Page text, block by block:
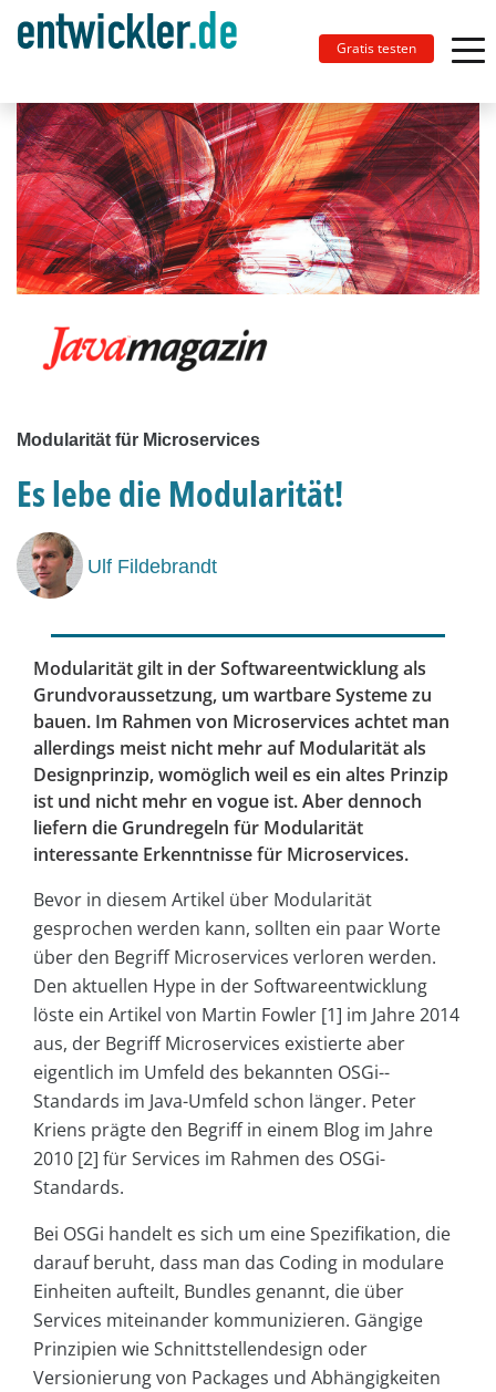
Gratis testen
Modularität für Microservices
Es lebe die Modularität!
Ulf Fildebrandt
Modularität gilt in der Softwareentwicklung als
Grundvoraussetzung, um wartbare Systeme zu
bauen. Im Rahmen von Microservices achtet man
allerdings meist nicht mehr auf Modularität als
Designprinzip, womöglich weil es ein altes Prinzip
ist und nicht mehr en vogue ist. Aber dennoch
liefern die Grundregeln für Modularität
interessante Erkenntnisse für Microservices.
Bevor in diesem Artikel über Modularität
gesprochen werden kann, sollten ein paar Worte
über den Begriff Microservices verloren werden.
Den aktuellen Hype in der Softwareentwicklung
löste ein Artikel von Martin Fowler [1] im Jahre 2014
aus, der Begriff Microservices existierte aber
eigentlich im Umfeld des bekannten OSGi-­
Standards im Java-Umfeld schon länger. Peter
Kriens prägte den Begriff in einem Blog im Jahre
2010 [2] für Services im Rahmen des OSGi-
Standards.
Bei OSGi handelt es sich um eine Spezifikation, die
darauf beruht, dass man das Coding in modulare
Einheiten aufteilt, Bundles genannt, die über
Services miteinander kommunizieren. Gängige
Prinzipien wie Schnittstellendesign oder
Versionierung von Packages und Abhängigkeiten